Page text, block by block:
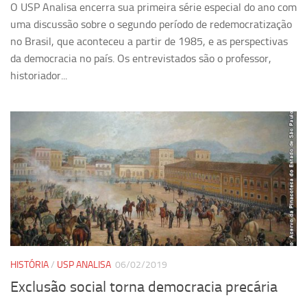
Grupos de estudo encerrados
Grupos de Pesquisa
Criminologia Experimental e Segurança Pública
Grupo de Pesquisa GPUBLIC – Centro de Estudos em Gestão
e Políticas Públicas Contemporâneas
Grupos de pesquisa encerrados
Ano Sabático
Daniel Domingues dos Santos
Programas Ano Sabático Encerrados
Cíntia Rosa Pereira de Lima
Evandro Eduardo Seron Ruiz
O USP Analisa encerra sua primeira série especial do ano com
uma discussão sobre o segundo período de redemocratização
no Brasil, que aconteceu a partir de 1985, e as perspectivas
da democracia no país. Os entrevistados são o professor,
historiador...
HISTÓRIA/ USP ANALISA 06/02/2019
Exclusão social torna democracia precária